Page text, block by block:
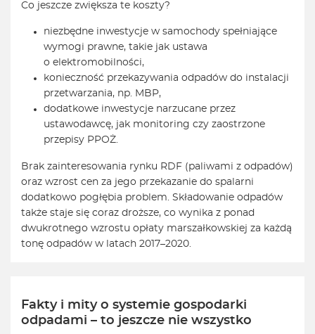
Co jeszcze zwiększa te koszty?
niezbędne inwestycje w samochody spełniające
wymogi prawne, takie jak ustawa
o elektromobilności,
konieczność przekazywania odpadów do instalacji
przetwarzania, np. MBP,
dodatkowe inwestycje narzucane przez
ustawodawcę, jak monitoring czy zaostrzone
przepisy PPOŻ.
Brak zainteresowania rynku RDF (paliwami z odpadów)
oraz wzrost cen za jego przekazanie do spalarni
dodatkowo pogłębia problem. Składowanie odpadów
także staje się coraz droższe, co wynika z ponad
dwukrotnego wzrostu opłaty marszałkowskiej za każdą
tonę odpadów w latach 2017–2020.
Fakty i mity o systemie gospodarki
odpadami – to jeszcze nie wszystko